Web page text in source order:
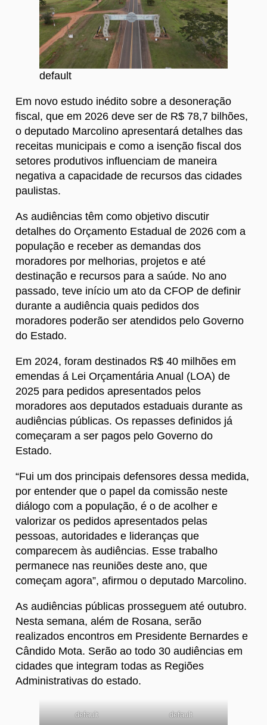
default
Em novo estudo inédito sobre a desoneração
fiscal, que em 2026 deve ser de R$ 78,7 bilhões,
o deputado Marcolino apresentará detalhes das
receitas municipais e como a isenção fiscal dos
setores produtivos influenciam de maneira
negativa a capacidade de recursos das cidades
paulistas.
As audiências têm como objetivo discutir
detalhes do Orçamento Estadual de 2026 com a
população e receber as demandas dos
moradores por melhorias, projetos e até
destinação e recursos para a saúde. No ano
passado, teve início um ato da CFOP de definir
durante a audiência quais pedidos dos
moradores poderão ser atendidos pelo Governo
do Estado.
Em 2024, foram destinados R$ 40 milhões em
emendas á Lei Orçamentária Anual (LOA) de
2025 para pedidos apresentados pelos
moradores aos deputados estaduais durante as
audiências públicas. Os repasses definidos já
começaram a ser pagos pelo Governo do
Estado.
“Fui um dos principais defensores dessa medida,
por entender que o papel da comissão neste
diálogo com a população, é o de acolher e
valorizar os pedidos apresentados pelas
pessoas, autoridades e lideranças que
comparecem às audiências. Esse trabalho
permanece nas reuniões deste ano, que
começam agora”, afirmou o deputado Marcolino.
As audiências públicas prosseguem até outubro.
Nesta semana, além de Rosana, serão
realizados encontros em Presidente Bernardes e
Cândido Mota. Serão ao todo 30 audiências em
cidades que integram todas as Regiões
Administrativas do estado.
default default